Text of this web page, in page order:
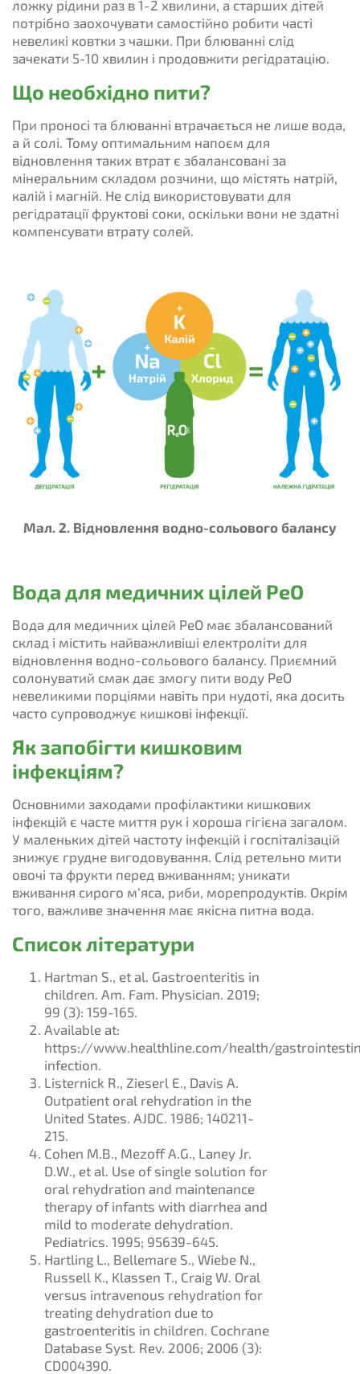
ложку рідини раз в 1-2 хвилини, а старших дітей
потрібно заохочувати самостійно робити часті
невеликі ковтки з чашки. При блюванні слід
зачекати 5-10 хвилин і продовжити регідратацію.
Що необхідно пити?
При проносі та блюванні втрачається не лише вода,
а й солі. Тому оптимальним напоєм для
відновлення таких втрат є збалансовані за
мінеральним складом розчини, що містять натрій,
калій і магній. Не слід використовувати для
регідратації фруктові соки, оскільки вони не здатні
компенсувати втрату солей.
Мал. 2. Відновлення водно-сольового балансу
Вода для медичних цілей РеО
Вода для медичних цілей РеО має збалансований
склад і містить найважливіші електроліти для
відновлення водно-сольового балансу. Приємний
солонуватий смак дає змогу пити воду РеО
невеликими порціями навіть при нудоті, яка досить
часто супроводжує кишкові інфекції.
Як запобігти кишковим
інфекціям?
Основними заходами профілактики кишкових
інфекцій є часте миття рук і хороша гігієна загалом.
У маленьких дітей частоту інфекцій і госпіталізацій
знижує грудне вигодовування. Слід ретельно мити
овочі та фрукти перед вживанням; уникати
вживання сирого м’яса, риби, морепродуктів. Окрім
того, важливе значення має якісна питна вода.
Список літератури
Hartman S., et al. Gastroenteritis in
children. Am. Fam. Physician. 2019;
99 (3): 159-165.
Available at:
https://www.healthline.com/health/
infection.
Listernick R., Zieserl E., Davis A.
Outpatient oral rehydration in the
United States. AJDC. 1986; 140211-
215.
Cohen M.B., Mezoff A.G., Laney Jr.
D.W., et al. Use of single solution for
oral rehydration and maintenance
therapy of infants with diarrhea and
mild to moderate dehydration.
Pediatrics. 1995; 95639-645.
Hartling L., Bellemare S., Wiebe N.,
Russell K., Klassen T., Craig W. Oral
versus intravenous rehydration for
treating dehydration due to
gastroenteritis in children. Cochrane
Database Syst. Rev. 2006; 2006 (3):
CD004390.